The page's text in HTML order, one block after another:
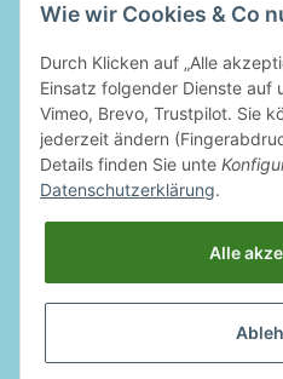
Wie wir Cookies & Co
Durch Klicken auf „Alle
Einsatz folgender Dienste auf
Vimeo, Brevo, Trustpilot. Sie
jederzeit ändern
Details finden Sie unte
Datenschutzerklärung.
Alle